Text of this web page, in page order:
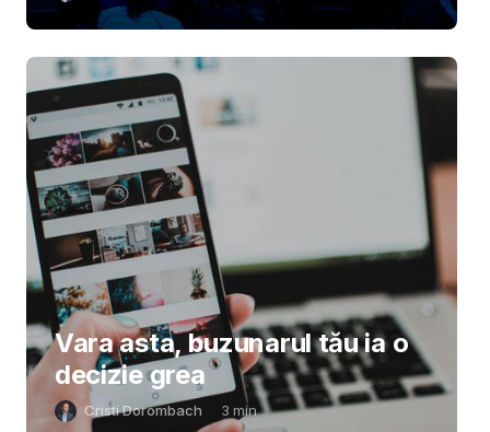
Vara asta, buzunarul tău ia o
decizie grea
Cristi Dorombach 3 min